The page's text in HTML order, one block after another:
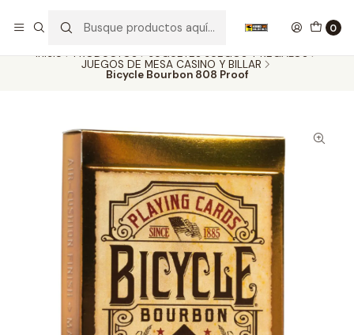
0
Inicio PRODUCTOS
JUGUETES JUEGOS Y REGALOS
JUEGOS DE MESA CASINO Y BILLAR
Bicycle Bourbon 808 Proof